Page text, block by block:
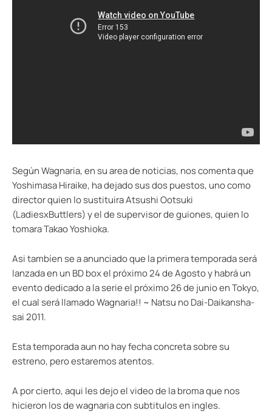
Según Wagnaria, en su area de noticias, nos comenta que
Yoshimasa Hiraike, ha dejado sus dos puestos, uno como
director quien lo sustituira Atsushi Ootsuki
(LadiesxButtlers) y el de supervisor de guiones, quien lo
tomara Takao Yoshioka.
Asi tambíen se a anunciado que la primera temporada será
lanzada en un BD box el próximo 24 de Agosto y habrá un
evento dedicado a la serie el próximo 26 de junio en Tokyo,
el cual será llamado Wagnaria!! ~ Natsu no Dai-Daikansha-
sai 2011.
Esta temporada aun no hay fecha concreta sobre su
estreno, pero estaremos atentos.
A por cierto, aqui les dejo el video de la broma que nos
hicieron los de wagnaria con subtitulos en ingles.